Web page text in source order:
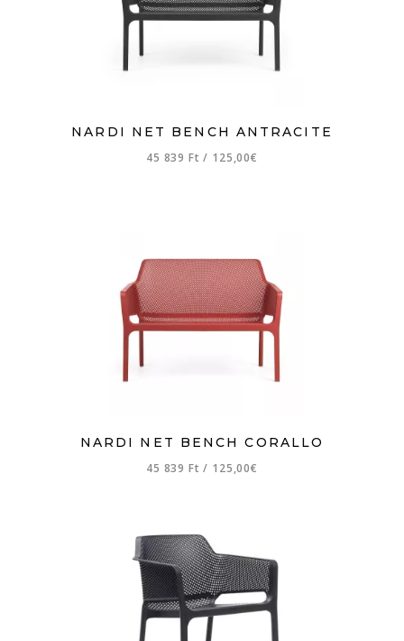
NARDI NET BENCH ANTRACITE
45 839 Ft/ 125,00€
NARDI NET BENCH CORALLO
45 839 Ft/ 125,00€